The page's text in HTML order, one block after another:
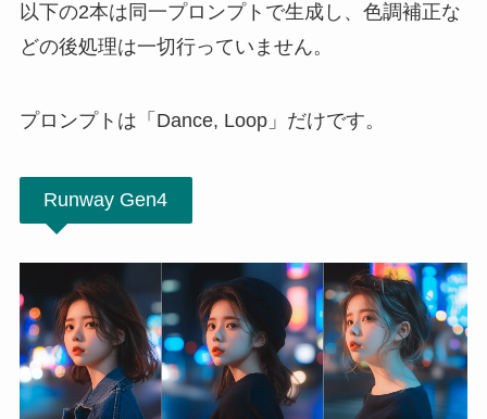
以下の2本は同一プロンプトで生成し、色調補正な
どの後処理は一切行っていません。
プロンプトは「Dance, Loop」だけです。
Runway Gen4